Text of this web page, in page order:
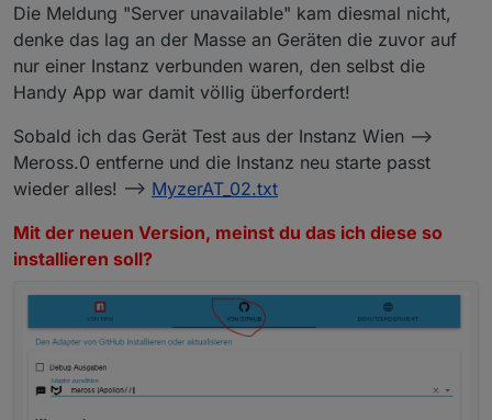
Die Meldung "Server unavailable" kam diesmal nicht,
denke das lag an der Masse an Geräten die zuvor auf
nur einer Instanz verbunden waren, den selbst die
Handy App war damit völlig überfordert!
Sobald ich das Gerät Test aus der Instanz Wien -->
Meross.0 entferne und die Instanz neu starte passt
wieder alles! --> MyzerAT_02.txt
Mit der neuen Version, meinst du das ich diese so
installieren soll?